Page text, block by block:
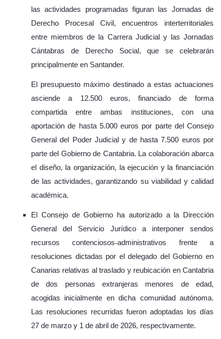
las actividades programadas figuran las Jornadas de
Derecho Procesal Civil, encuentros interterritoriales
entre miembros de la Carrera Judicial y las Jornadas
Cántabras de Derecho Social, que se celebrarán
principalmente en Santander.
El presupuesto máximo destinado a estas actuaciones
asciende a 12.500 euros, financiado de forma
compartida entre ambas instituciones, con una
aportación de hasta 5.000 euros por parte del Consejo
General del Poder Judicial y de hasta 7.500 euros por
parte del Gobierno de Cantabria. La colaboración abarca
el diseño, la organización, la ejecución y la financiación
de las actividades, garantizando su viabilidad y calidad
académica.
El Consejo de Gobierno ha autorizado a la Dirección
General del Servicio Jurídico a interponer sendos
recursos contenciosos‑administrativos frente a
resoluciones dictadas por el delegado del Gobierno en
Canarias relativas al traslado y reubicación en Cantabria
de dos personas extranjeras menores de edad,
acogidas inicialmente en dicha comunidad autónoma.
Las resoluciones recurridas fueron adoptadas los días
27 de marzo y 1 de abril de 2026, respectivamente.